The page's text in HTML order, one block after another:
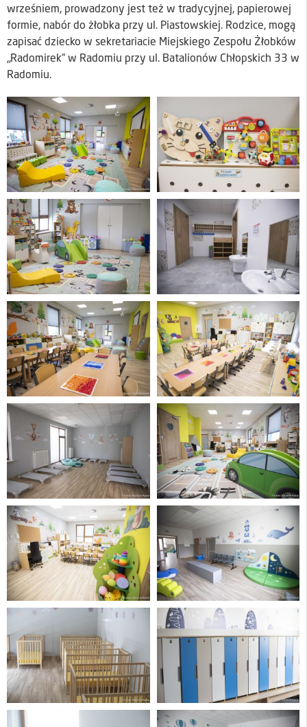
wrześniem, prowadzony jest też w tradycyjnej, papierowej
formie, nabór do żłobka przy ul. Piastowskiej. Rodzice, mogą
zapisać dziecko w sekretariacie Miejskiego Zespołu Żłobków
„Radomirek” w Radomiu przy ul. Batalionów Chłopskich 33 w
Radomiu.